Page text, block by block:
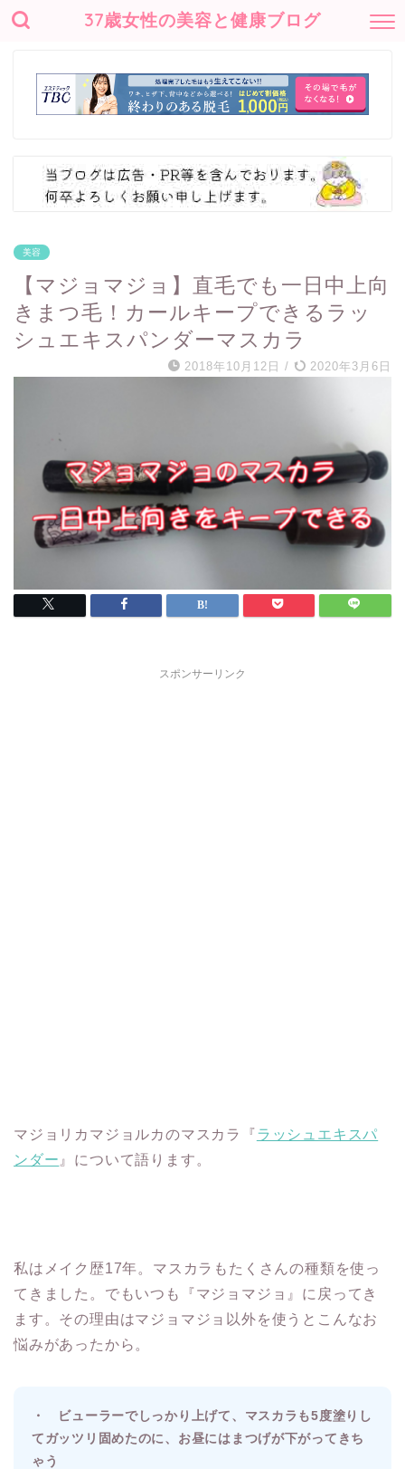
37歳女性の美容と健康ブログ
美容
【マジョマジョ】直毛でも一日中上向
きまつ毛！カールキープできるラッ
シュエキスパンダーマスカラ
2018年10月12日 / 2020年3月6日
スポンサーリンク
マジョリカマジョルカのマスカラ『ラッシュエキスパ
ンダー 』について語ります。
私はメイク歴17年。マスカラもたくさんの種類を使っ
てきました。でもいつも『マジョマジョ』に戻ってき
ます。その理由はマジョマジョ以外を使うとこんなお
悩みがあったから。
・ ビューラーでしっかり上げて、マスカラも5度塗りし
てガッツリ固めたのに、お昼にはまつげが下がってきち
ゃう